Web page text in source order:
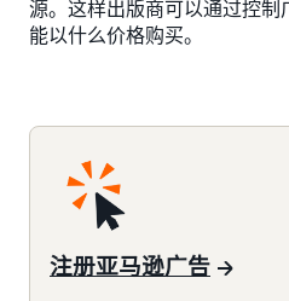
源。这样出版商可以通过控
能以什么价格购买。
注册亚马逊广告